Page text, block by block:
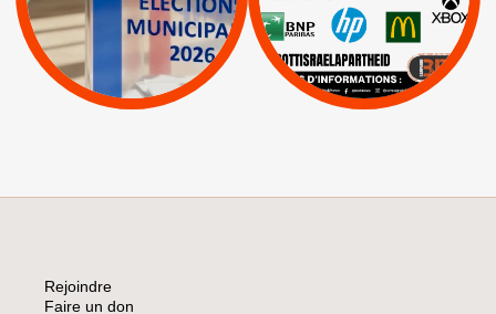
Apartheid
| Lettres d'interpellation
Mehadrin | PUMA
Sodastream |
Visuels, tracts,
affiches,...
Rejoindre
Faire un don